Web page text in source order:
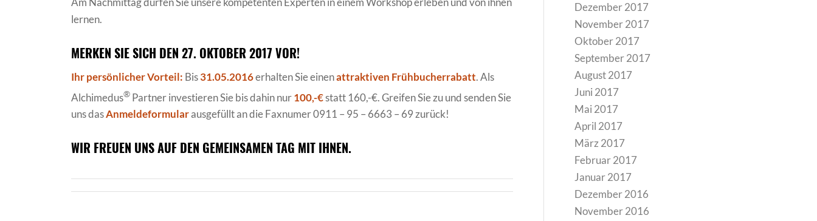
lernen.
MERKEN SIE SICH DEN 27. OKTOBER 2017 VOR!
Ihr persönlicher Vorteil: Bis31.05.2016erhalten Sie einenattraktiven Frühbucherrabatt. Als
Alchimedus® Partner investieren Sie bis dahin nur100,-€statt 160,-€. Greifen Sie zu und senden Sie
uns dasAnmeldeformularausgefüllt an die Faxnumer 0911 – 95 – 6663 – 69 zurück!
WIR FREUEN UNS AUF DEN GEMEINSAMEN TAG MIT IHNEN.
Dezember 2017
November 2017
Oktober 2017
September 2017
August 2017
Juni 2017
Mai 2017
April 2017
März 2017
Februar 2017
Januar 2017
Dezember 2016
November 2016